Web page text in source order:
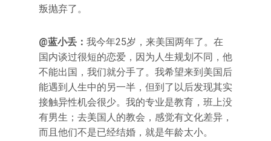
叛抛弃了。
@蓝小丢： 我今年25岁，来美国两年了。在
国内谈过很短的恋爱，因为人生规划不同，他
不能出国，我们就分手了。我希望来到美国后
能遇到人生中的另一半，但到了以后发现其实
接触异性机会很少。我的专业是教育，班上没
有男生；去美国人的教会，感觉有文化差异，
而且他们不是已经结婚，就是年龄太小。